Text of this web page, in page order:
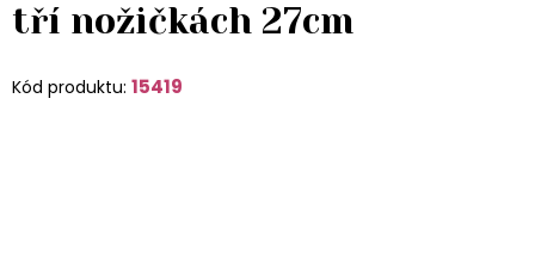
tří nožičkách 27cm
Kód produktu: 15419